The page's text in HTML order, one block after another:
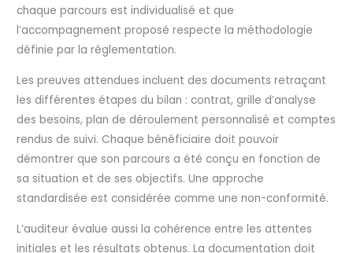
chaque parcours est individualisé et que
l’accompagnement proposé respecte la méthodologie
définie par la réglementation.
Les preuves attendues incluent des documents retraçant
les différentes étapes du bilan : contrat, grille d’analyse
des besoins, plan de déroulement personnalisé et comptes
rendus de suivi. Chaque bénéficiaire doit pouvoir
démontrer que son parcours a été conçu en fonction de
sa situation et de ses objectifs. Une approche
standardisée est considérée comme une non-conformité.
L’auditeur évalue aussi la cohérence entre les attentes
initiales et les résultats obtenus. La documentation doit